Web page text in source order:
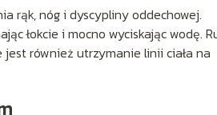
rąk, nóg i dyscypliny oddechowej.
łokcie i mocno wyciskając wodę.
również utrzymanie linii ciała na